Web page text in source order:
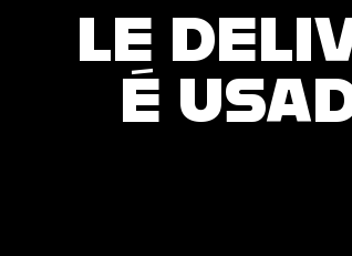
LE
É